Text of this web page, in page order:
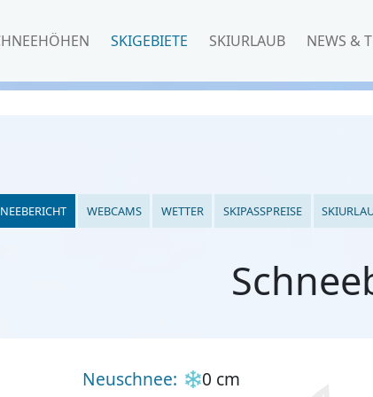
SKIGEBIETE SKIURLAUB NEWS &
WEBCAMS WETTER SKIPASSPREISE
Neuschnee: 0 cm